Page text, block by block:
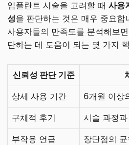
임플란트 시술을 고려할 때 사용
성을 판단하는 것은 매우 중요합
사용자들의 만족도를 분석해보
단하는 데 도움이 되는 몇 가지
신뢰성 판단 기준
상세 사용 기간 6개월 이상
구체적 후기 시술 과정
부작용 언급 장단점의